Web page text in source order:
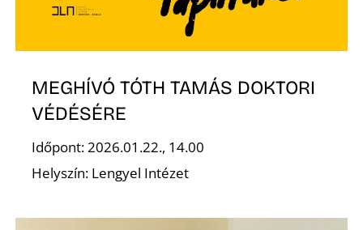
MEGHÍVÓ TÓTH TAMÁS DOKTORI
VÉDÉSÉRE
Időpont: 2026.01.22., 14.00
Helyszín: Lengyel Intézet